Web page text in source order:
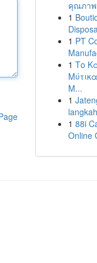
คุณภา
1
1 PT
1 Το
Μ...
1
1 88i
Online